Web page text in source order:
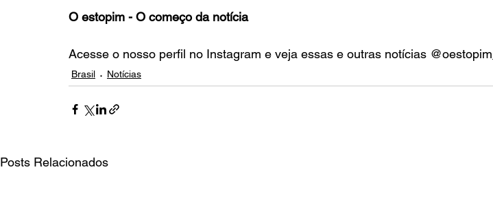
O estopim - O começo da notícia
Acesse o nosso perfil no Instagram e veja essas e outras notícias @oestopim_
Brasil Notícias
Posts Relacionados